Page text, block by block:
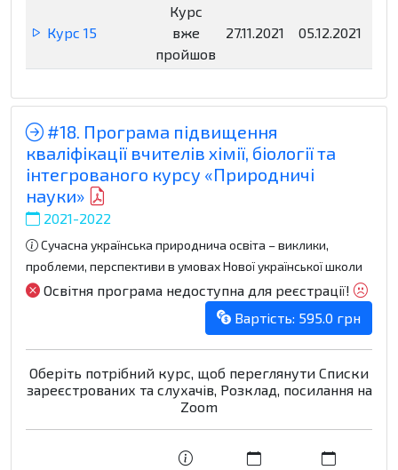
Курс 15
Курс
вже
пройшов
27.11.2021 05.12.2021
#18. Програма підвищення
кваліфікації вчителів хімії, біології та
інтегрованого курсу «Природничі
науки»
2021-2022
Сучасна українська природнича освіта – виклики,
проблеми, перспективи в умовах Нової української школи
Освітня програма недоступна для реєстрації!
Вартість: 595.0 грн
Оберіть потрібний курс, щоб переглянути Списки
зареєстрованих та слухачів, Розклад, посилання на
Zoom